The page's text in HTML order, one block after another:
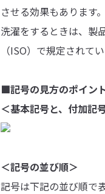
させる効果もあります。
洗濯をするときは、製
（ISO）で規定されてい
■記号の見方のポイン
＜基本記号と、付加記
＜記号の並び順＞
記号は下記の並び順で